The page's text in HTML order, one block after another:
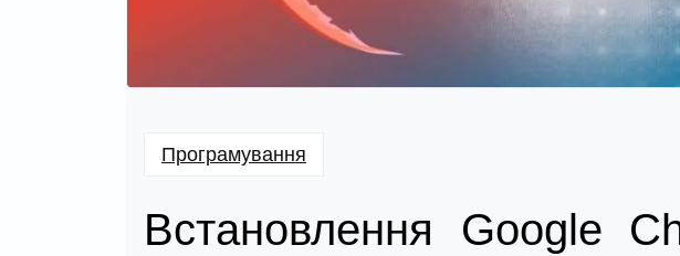
Програмування
Встановлення Google